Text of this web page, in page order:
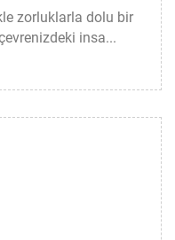
zorluklarla dolu bir
insa...